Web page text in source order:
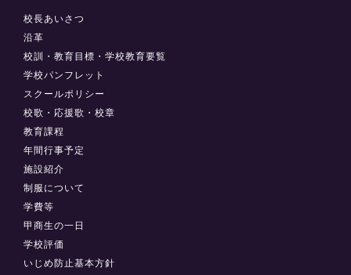
校長あいさつ
沿革
校訓・教育目標・学校教育要覧
学校パンフレット
スクールポリシー
校歌・応援歌・校章
教育課程
年間行事予定
施設紹介
制服について
学費等
甲商生の一日
学校評価
いじめ防止基本方針